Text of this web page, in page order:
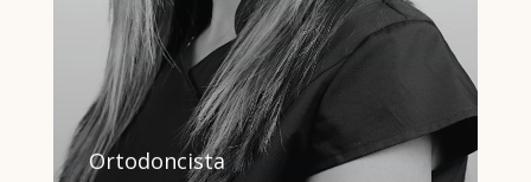
Ortodoncista
de Ortodoncia y de la Sociedad
Española de Alineadores.